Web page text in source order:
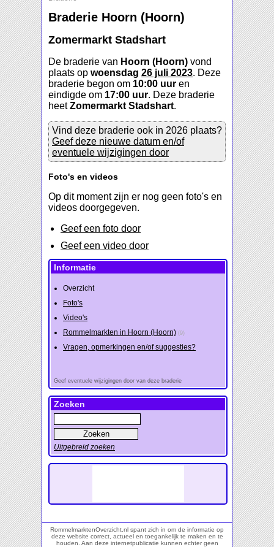
Braderie Hoorn (Hoorn)
Zomermarkt Stadshart
De braderie van Hoorn (Hoorn) vond
plaats op woensdag 26 juli 2023. Deze
braderie begon om 10:00 uur en
eindigde om 17:00 uur. Deze braderie
heetZomermarkt Stadshart.
Vind deze braderie ook in 2026 plaats?
Geef deze nieuwe datum en/of
eventuele wijzigingen door
Foto's en videos
Op dit moment zijn er nog geen foto's en
videos doorgegeven.
Geef een foto door
Geef een video door
Informatie
Overzicht
Foto's
Video's
Rommelmarkten in Hoorn (Hoorn) (9)
Vragen, opmerkingen en/of suggesties?
Geef eventuele wijzigingen door van deze braderie
Zoeken
Uitgebreid zoeken
RommelmarktenOverzicht.nl spant zich in om de informatie op
deze website correct, actueel en toegankelijk te maken en te
houden. Aan deze internetpublicatie kunnen echter geen